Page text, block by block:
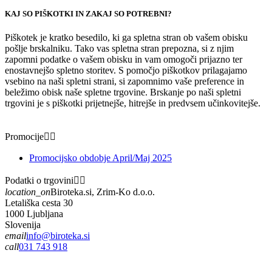
KAJ SO PIŠKOTKI IN ZAKAJ SO POTREBNI?
Piškotek je kratko besedilo, ki ga spletna stran ob vašem obisku
pošlje brskalniku. Tako vas spletna stran prepozna, si z njim
zapomni podatke o vašem obisku in vam omogoči prijazno ter
enostavnejšo spletno storitev. S pomočjo piškotkov prilagajamo
vsebino na naši spletni strani, si zapomnimo vaše preference in
beležimo obisk naše spletne trgovine. Brskanje po naši spletni
trgovini je s piškotki prijetnejše, hitrejše in predvsem učinkovitejše.
Promocije 
Promocijsko obdobje April/Maj 2025
Podatki o trgovini 
location_onBiroteka.si, Zrim-Ko d.o.o.
Letališka cesta 30
1000 Ljubljana
Slovenija
emailinfo@biroteka.si
call031 743 918